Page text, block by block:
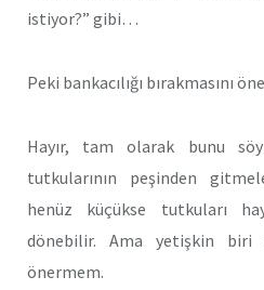
istiyor?” gibi…
Peki bankacılığı bırakmasını
Hayır, tam olarak bunu
tutkularının peşinden
henüz küçükse tutkuları
dönebilir. Ama yetişkin biri
önermem.